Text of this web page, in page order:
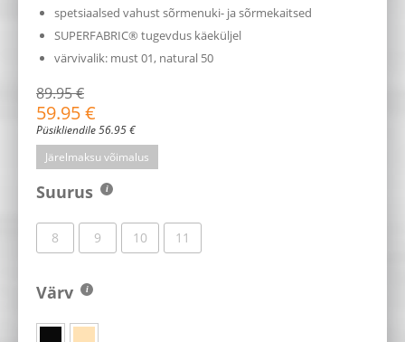
spetsiaalsed vahust sõrmenuki- ja sõrmekaitsed
SUPERFABRIC® tugevdus käeküljel
värvivalik: must 01, natural 50
89.95€
59.95€
Püsikliendile56.95€
Järelmaksu võimalus
Suurus
8 9 10 11
Värv